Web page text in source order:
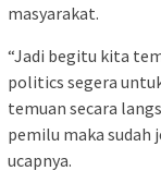
masyarakat.
“Jadi begitu kita
politics segera
temuan secara
pemilu maka sudah
ucapnya.